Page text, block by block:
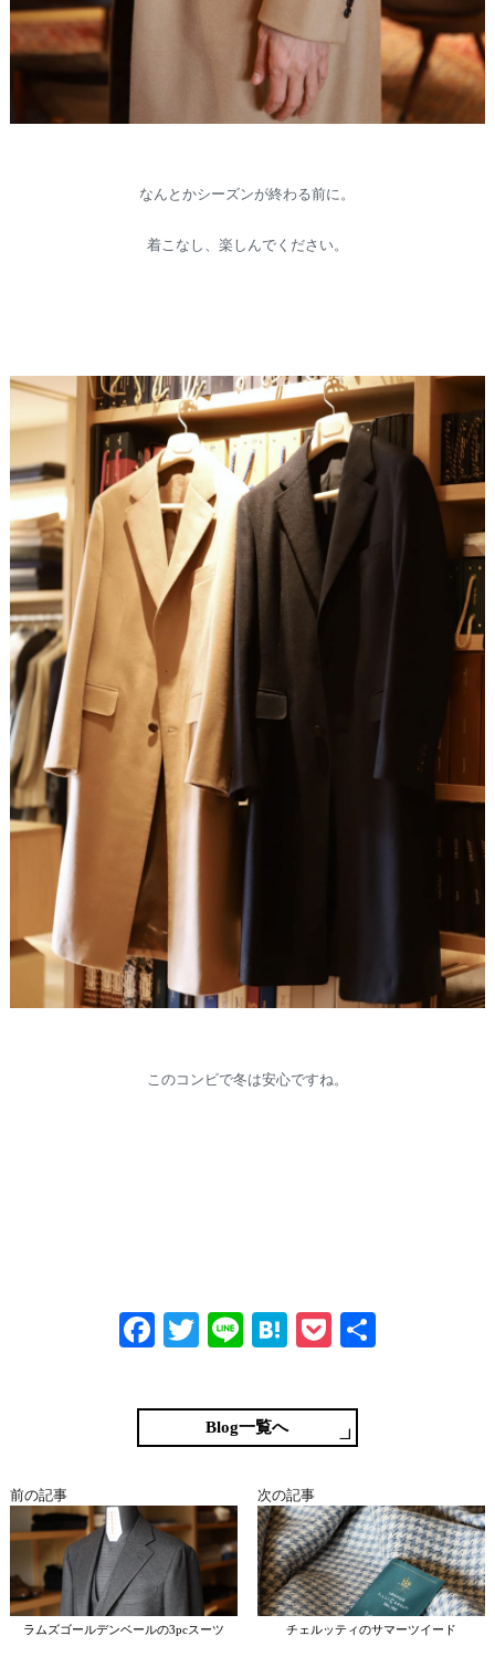
なんとかシーズンが終わる前に。
着こなし、楽しんでください。
このコンビで冬は安心ですね。
Fa
bo
ok
T
tte
r
Li
H
en
a
P
ke
t
Blog一覧へ
前の記事
ラムズゴールデンベールの3pcスーツ
次の記事
チェルッティのサマーツイード